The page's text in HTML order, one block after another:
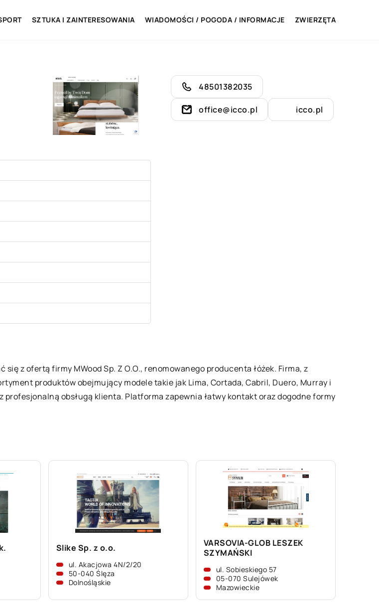
SZTUKA I ZAINTERESOWANIA WIADOMOŚCI / POGODA / INFORMACJE ZWIERZĘTA
48501382035
office@icco.pl icco.pl
z ofertą firmy MWood Sp. Z O.O., renomowanego producenta łóżek. Firma, z
produktów obejmujący modele takie jak Lima, Cortada, Cabril, Duero, Murray i
profesjonalną obsługą klienta. Platforma zapewnia łatwy kontakt oraz dogodne formy
Slike Sp. z o.o.
ul. Akacjowa 4N/2/20
50-040 Ślęza
Dolnośląskie
VARSOVIA-GLOB LESZEK
SZYMAŃSKI
ul. Sobieskiego 57
05-070 Sulejówek
Mazowieckie